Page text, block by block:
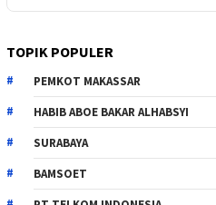
TOPIK POPULER
PEMKOT MAKASSAR
HABIB ABOE BAKAR ALHABSYI
SURABAYA
BAMSOET